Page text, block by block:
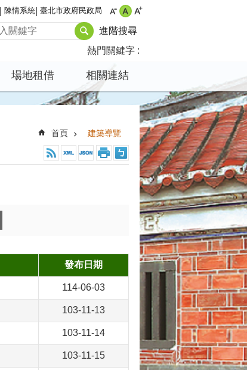
陳情系統 臺北市政府民政局
進階搜尋
熱門關鍵字
場地租借 相關連結
首頁 建築導覽
發布日期
114-06-03
103-11-13
103-11-14
103-11-15